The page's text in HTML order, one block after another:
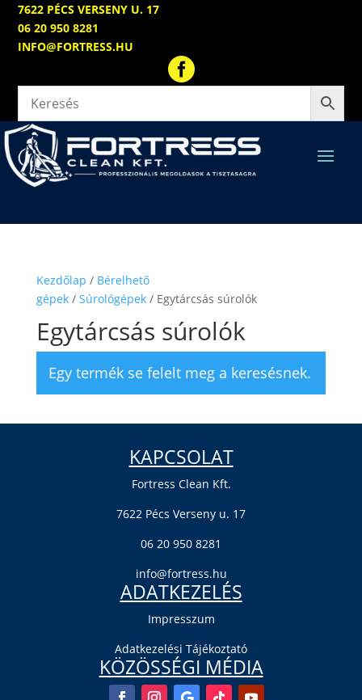
7622 PÉCS VERSENY U. 17
06 20 950 8281
INFO@FORTRESS.HU

Kezdőlap / Bérelhető
gépek/ Súrológépek/ Egytárcsás súrolók
Egytárcsás súrolók
Egy termék se felelt meg a keresésnek.
KAPCSOLAT
Fortress Clean Kft.
7622 Pécs Verseny u. 17
06 20 950 8281
info@fortress.hu
ADATKEZELÉS
Impresszum
Adatkezelési Tájékoztató
KÖZÖSSÉGI MÉDIA